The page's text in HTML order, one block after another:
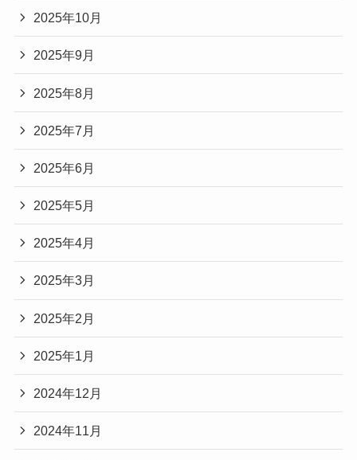
2025年10月
2025年9月
2025年8月
2025年7月
2025年6月
2025年5月
2025年4月
2025年3月
2025年2月
2025年1月
2024年12月
2024年11月